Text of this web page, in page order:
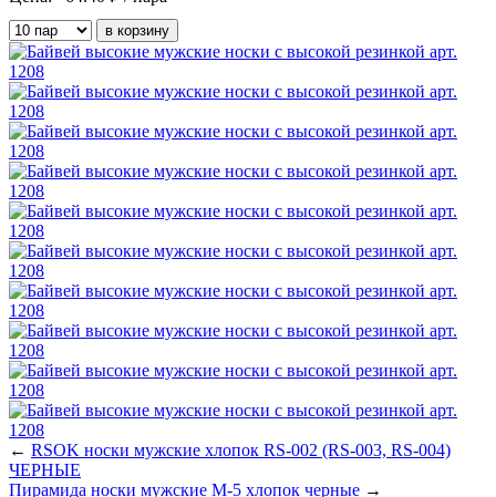
← RSOK носки мужские хлопок RS-002 (RS-003, RS-004)
ЧЕРНЫЕ
Пирамида носки мужские М-5 хлопок черные →